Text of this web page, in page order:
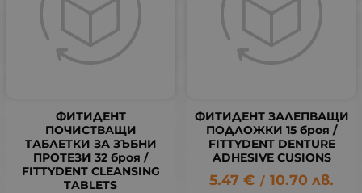
ФИТИДЕНТ
ПОЧИСТВАЩИ
ТАБЛЕТКИ ЗА ЗЪБНИ
ПРОТЕЗИ 32 броя /
FITTYDENT CLEANSING
TABLETS
ФИТИДЕНТ ЗАЛЕПВАЩИ
ПОДЛОЖКИ 15 броя /
FITTYDENT DENTURE
ADHESIVE CUSIONS
5.47 € / 10.70 лв.